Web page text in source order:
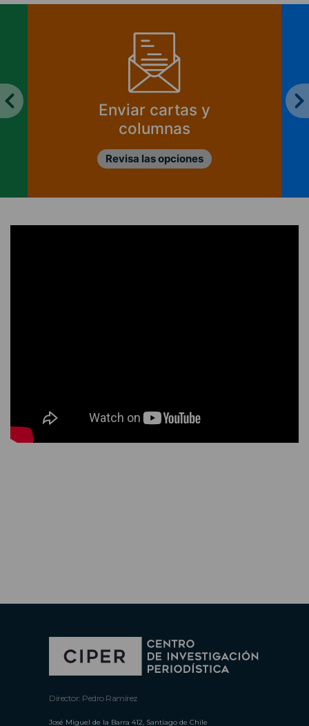
¿Cómo se financia
CIPER?
Ver informes de ingresos
Director: Pedro Ramírez
José Miguel de la Barra 412, Santiago de Chile